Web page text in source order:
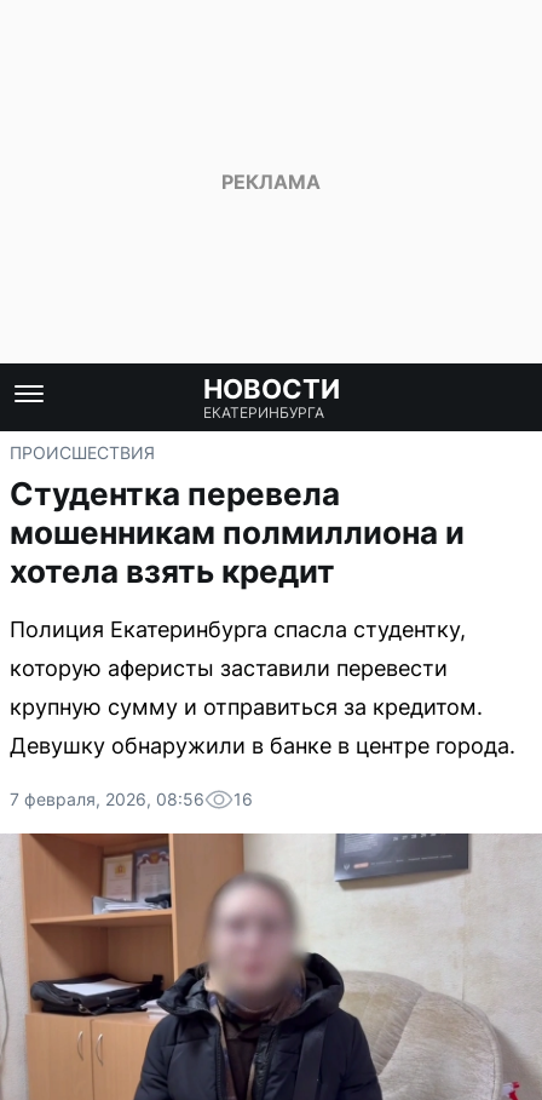
НОВОСТИ
ЕКАТЕРИНБУРГА
ПРОИСШЕСТВИЯ
Студентка перевела
мошенникам полмиллиона и
хотела взять кредит
Полиция Екатеринбурга спасла студентку,
которую аферисты заставили перевести
крупную сумму и отправиться за кредитом.
Девушку обнаружили в банке в центре города.
7 февраля, 2026, 08:56 16